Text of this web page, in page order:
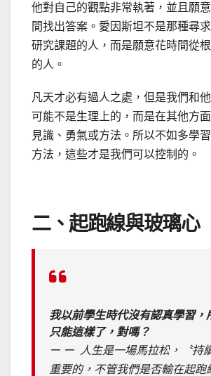
他對自己的觀點非常執著，並且願
間找出答案。愛因斯坦不是那種尋
研究課題的人，而是願意花時間從
的人。
凡天才必有過人之處，但是我們和
可能不是生理上的，而是在其他方
見識、勇氣或方法。所以不如多學
方法，這些才是我們可以控制的。
二、起跑線與玻璃心
我以前學生時代沒有認真學習，
只能這樣了，對嗎？
ー ー 人生是一場馬拉松，〝持
重要的，不管我們是否輸在起跑